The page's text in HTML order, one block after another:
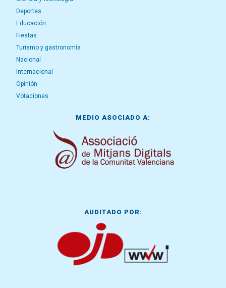
Deportes
Educación
Fiestas
Turismo y gastronomía
Nacional
Internacional
Opinión
Votaciones
MEDIO ASOCIADO A:
AUDITADO POR: